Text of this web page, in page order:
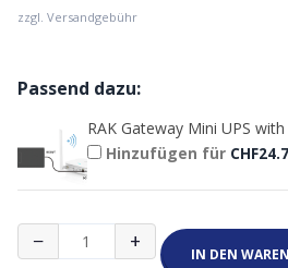
zzgl. Versandgebühr
Passend dazu:
RAK Gateway Mini UPS
Hinzufügen für CHF
−
RAK7268
WisGate
+ IN DEN